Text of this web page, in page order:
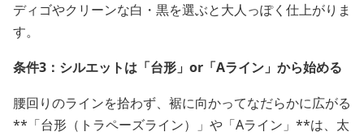
ディゴやクリーンな白・黒を選ぶと大人っぽく仕上がりま
す。
条件3：シルエットは「台形」or「Aライン」から始める
腰回りのラインを拾わず、裾に向かってなだらかに広がる
**「台形（トラペーズライン）」や「Aライン」**は、太